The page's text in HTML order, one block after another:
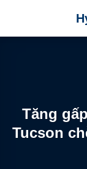
content
Tăng
Tucson